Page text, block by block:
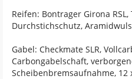
Reifen: Bontrager Girona RSL,
Durchstichschutz,
Gabel: Checkmate SLR,
Carbongabelschaft,
Scheibenbremsaufnahme, 12